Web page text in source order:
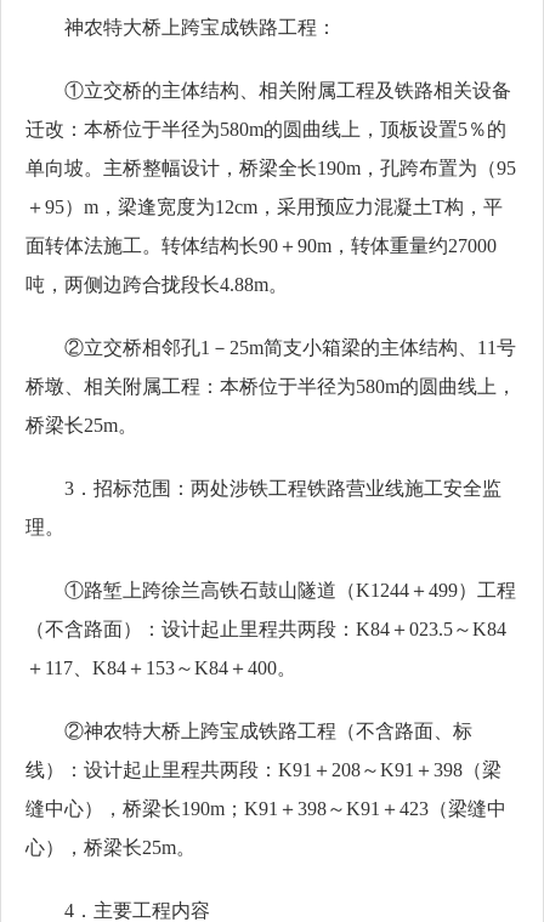
神农特大桥上跨宝成铁路工程：
①立交桥的主体结构、相关附属工程及铁路相关设备
迁改：本桥位于半径为580m的圆曲线上，顶板设置5％的
单向坡。主桥整幅设计，桥梁全长190m，孔跨布置为（95
＋95）m，梁逢宽度为12cm，采用预应力混凝土T构，平
面转体法施工。转体结构长90＋90m，转体重量约27000
吨，两侧边跨合拢段长4.88m。
②立交桥相邻孔1－25m简支小箱梁的主体结构、11号
桥墩、相关附属工程：本桥位于半径为580m的圆曲线上，
桥梁长25m。
3．招标范围：两处涉铁工程铁路营业线施工安全监
理。
①路堑上跨徐兰高铁石鼓山隧道（K1244＋499）工程
（不含路面）：设计起止里程共两段：K84＋023.5～K84
＋117、K84＋153～K84＋400。
②神农特大桥上跨宝成铁路工程（不含路面、标
线）：设计起止里程共两段：K91＋208～K91＋398（梁
缝中心），桥梁长190m；K91＋398～K91＋423（梁缝中
心），桥梁长25m。
4．主要工程内容